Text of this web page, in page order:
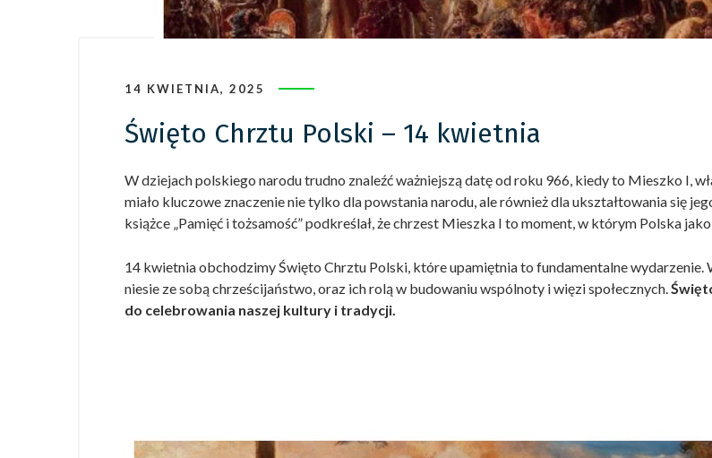
14 KWIETNIA, 2025
Święto Chrztu Polski – 14 kwietnia
W dziejach polskiego narodu trudno znaleźć ważniejszą datę od roku 966, kiedy to Mieszko I,
miało kluczowe znaczenie nie tylko dla powstania narodu, ale również dla ukształtowania się
książce „Pamięć i tożsamość” podkreślał, że chrzest Mieszka I to moment, w którym Polska
14 kwietnia obchodzimy Święto Chrztu Polski, które upamiętnia to fundamentalne
niesie ze sobą chrześcijaństwo, oraz ich rolą w budowaniu wspólnoty i więzi społecznych.
do celebrowania naszej kultury i tradycji.